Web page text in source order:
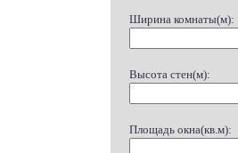
Ширина комнаты(м):
Высота стен(м):
Площадь окна(кв.м):